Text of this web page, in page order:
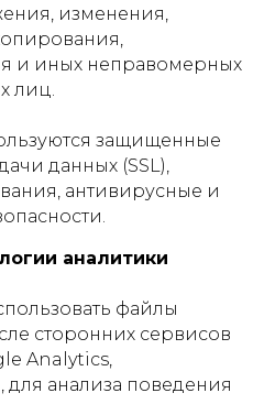
изменения,
и иных неправомерных
лиц.
защищенные
данных (SSL),
антивирусные и
аналитики
файлы
сторонних сервисов
Analytics,
для анализа поведения